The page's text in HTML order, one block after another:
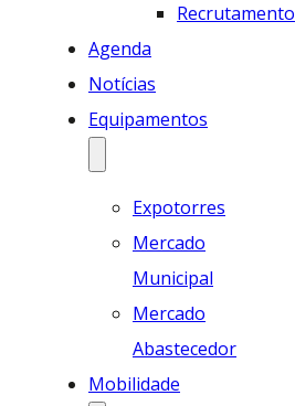
Recrutamento
Agenda
Notícias
Equipamentos
Expotorres
Mercado
Municipal
Mercado
Abastecedor
Mobilidade